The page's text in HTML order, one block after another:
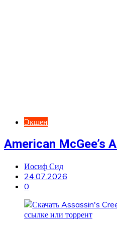
Экшен
American McGee’s
Иосиф Сид
24.07.2026
0